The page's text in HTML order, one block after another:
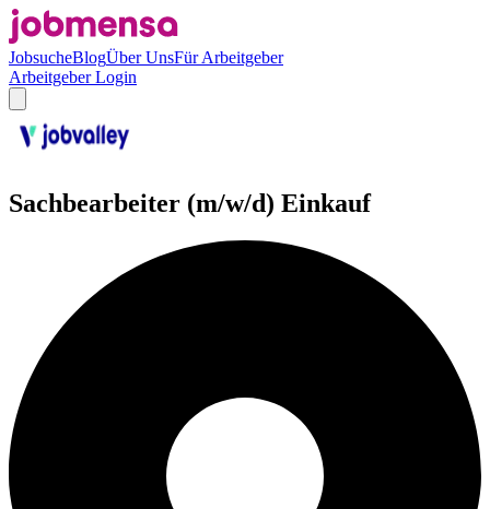
JobsucheBlogÜber UnsFür Arbeitgeber
Arbeitgeber Login
Sachbearbeiter (m/w/d) Einkauf